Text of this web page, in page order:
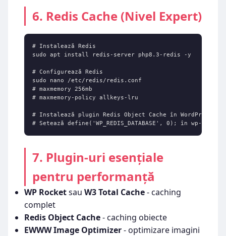
6. Redis Cache (Nivel Expert)
# Instalează Redis
sudo apt install redis-server php8.3-redis -y
# Configurează Redis
sudo nano /etc/redis/redis.conf
# maxmemory 256mb
# maxmemory-policy allkeys-lru
# Instalează plugin Redis Object Cache în WordPress
# Setează define('WP_REDIS_DATABASE', 0); în wp-
7. Plugin-uri esențiale
pentru performanță
WP Rocketsau W3 Total Cache- caching
complet
Redis Object Cache- caching obiecte
EWWW Image Optimizer- optimizare imagini